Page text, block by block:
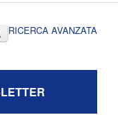
RICERCA AVANZATA